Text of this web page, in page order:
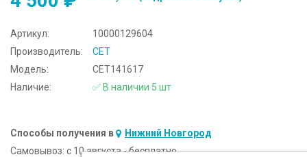
Артикул:
10000129604
Производитель:
CET
Модель:
CET141617
Наличие:
✅ В наличии 5 шт
Способы получения в Нижний Новгород
Самовывоз: c 10 августа - бесплатно